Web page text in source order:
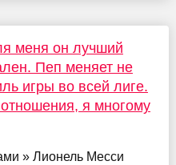
меня он лучший
Пеп меняет не
игры во всей лиге.
я многому
» Лионель Месси